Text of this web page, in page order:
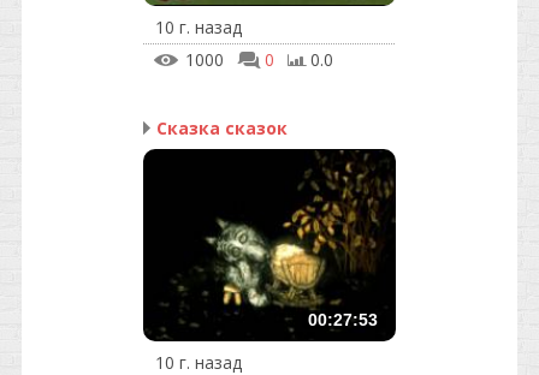
10 г. назад
1000
0 0.0
Сказка сказок
00:27:53
10 г. назад